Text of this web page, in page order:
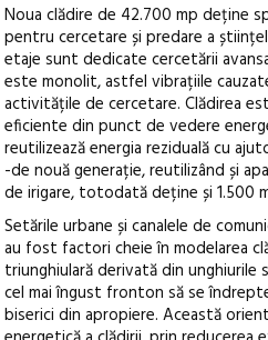
Noua clădire de 42.700 mp deține
pentru cercetare și predare a
etaje sunt dedicate cercetării
este monolit, astfel vibrațiile
activitățile de cercetare. Clădirea
eficiente din punct de vedere
reutilizează energia reziduală cu
-de nouă generație, reutilizând și
de irigare, totodată deține și 1.500
Setările urbane și canalele de
au fost factori cheie în modelarea
triunghiulară derivată din unghiurile
cel mai îngust fronton să se
biserici din apropiere. Această